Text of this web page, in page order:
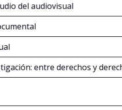
del audiovisual
entre derechos y